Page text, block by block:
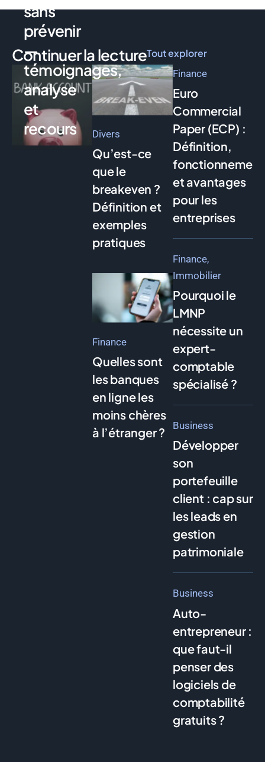
Continuer la lectureTout explorer
sans
prévenir
—
témoignages,
analyse
et
recours
Divers
Qu’est-ce
que le
breakeven ?
Définition et
exemples
pratiques
Finance
Quelles sont
les banques
en ligne les
moins chères
à l’étranger ?
Finance
Euro
Commercial
Paper (ECP) :
Définition,
fonctionnement
et avantages
pour les
entreprises
Finance
Immobilier
Pourquoi le
LMNP
nécessite un
expert-
comptable
spécialisé ?
Business
Développer
son
portefeuille
client : cap sur
les leads en
gestion
patrimoniale
Business
Auto-
entrepreneur :
que faut-il
penser des
logiciels de
comptabilité
gratuits ?